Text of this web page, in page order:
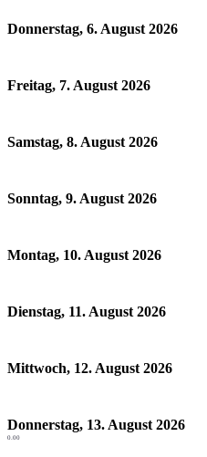
Donnerstag, 6. August 2026
Freitag, 7. August 2026
Samstag, 8. August 2026
Sonntag, 9. August 2026
Montag, 10. August 2026
Dienstag, 11. August 2026
Mittwoch, 12. August 2026
Donnerstag, 13. August 2026
0.00